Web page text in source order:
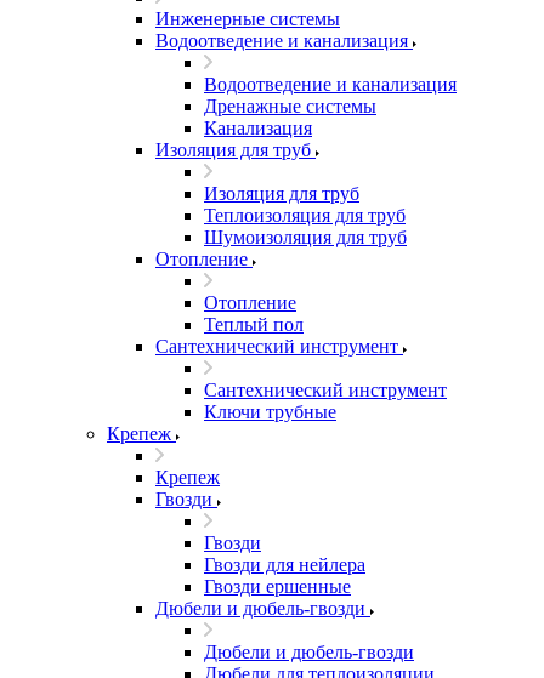
Инженерные системы
Водоотведение и канализация
Водоотведение и канализация
Дренажные системы
Канализация
Изоляция для труб
Изоляция для труб
Теплоизоляция для труб
Шумоизоляция для труб
Отопление
Отопление
Теплый пол
Сантехнический инструмент
Сантехнический инструмент
Ключи трубные
Крепеж
Крепеж
Гвозди
Гвозди
Гвозди для нейлера
Гвозди ершенные
Дюбели и дюбель-гвозди
Дюбели и дюбель-гвозди
Дюбели для теплоизоляции